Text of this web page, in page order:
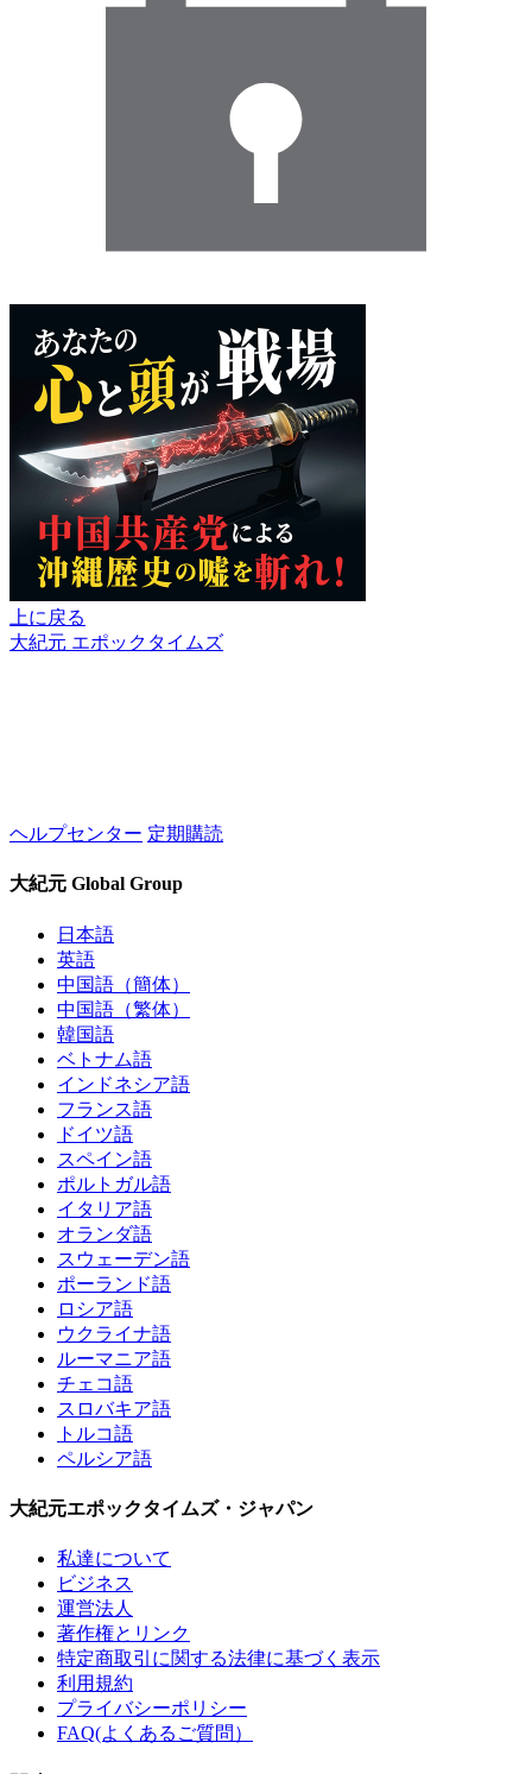
上に戻る
大紀元 エポックタイムズ
ヘルプセンター 定期購読
大紀元 Global Group
日本語
英語
中国語（簡体）
中国語（繁体）
韓国語
ベトナム語
インドネシア語
フランス語
ドイツ語
スペイン語
ポルトガル語
イタリア語
オランダ語
スウェーデン語
ポーランド語
ロシア語
ウクライナ語
ルーマニア語
チェコ語
スロバキア語
トルコ語
ペルシア語
大紀元エポックタイムズ・ジャパン
私達について
ビジネス
運営法人
著作権とリンク
特定商取引に関する法律に基づく表示
利用規約
プライバシーポリシー
FAQ(よくあるご質問）